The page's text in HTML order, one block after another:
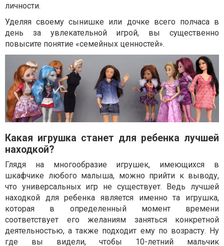
личности.
Уделяя своему сынишке или дочке всего полчаса в
день за увлекательной игрой, вы существенно
повысите понятие «семейных ценностей».
Какая игрушка станет для ребенка лучшей
находкой?
Глядя на многообразие игрушек, имеющихся в
шкафчике любого малыша, можно прийти к выводу,
что универсальных игр не существует. Ведь лучшей
находкой для ребенка является именно та игрушка,
которая в определенный момент времени
соответствует его желаниям заняться конкретной
деятельностью, а также подходит ему по возрасту. Ну
где вы видели, чтобы 10-летний мальчик